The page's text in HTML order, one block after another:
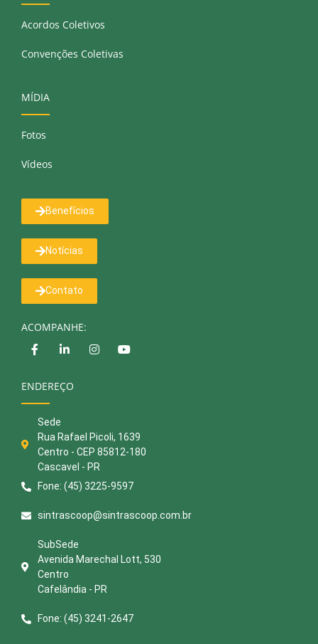
Acordos Coletivos
Convenções Coletivas
MÍDIA
Fotos
Vídeos
Benefícios
Notícias
Contato
ACOMPANHE:
ENDEREÇO
Sede
Rua Rafael Picoli, 1639
Centro - CEP 85812-180
Cascavel - PR
Fone: (45) 3225-9597
sintrascoop@sintrascoop.com.br
SubSede
Avenida Marechal Lott, 530
Centro
Cafelândia - PR
Fone: (45) 3241-2647